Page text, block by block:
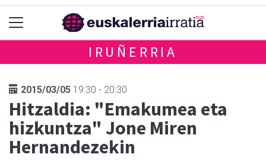
IRUÑERRIA
2015/03/05 19:30 - 20:30
Hitzaldia: "Emakumea eta
hizkuntza" Jone Miren
Hernandezekin